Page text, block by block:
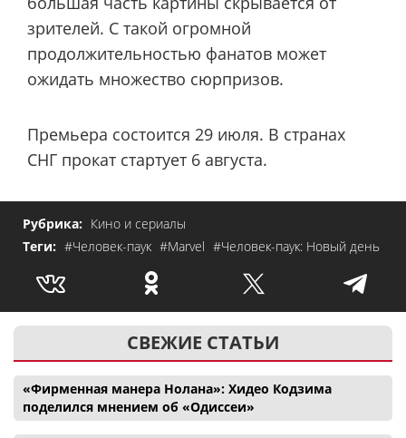
зрителей. С такой огромной
продолжительностью фанатов может
ожидать множество сюрпризов.
Премьера состоится 29 июля. В странах
СНГ прокат стартует 6 августа.
Рубрика: Кино и сериалы
Теги: #Человек-паук #Marvel #Человек-паук: Новый день
СВЕЖИЕ СТАТЬИ
«Фирменная манера Нолана»: Хидео Кодзима
поделился мнением об «Одиссеи»